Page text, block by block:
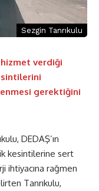
Sezgin Tanrıkulu
hizmet verdiği
gerektiğini
DEDAŞ’ın
kesintilerine sert
ihtiyacına rağmen
Tanrıkulu,